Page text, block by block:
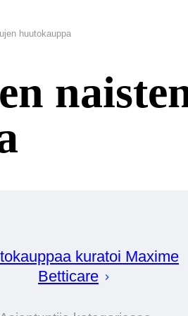
huutokauppa
kuratoi Maxime
Betticare